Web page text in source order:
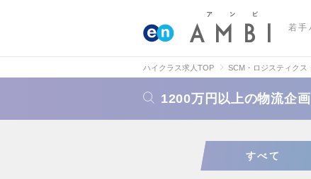
若手
ハイクラス求人TOP SCM・ロジスティクス
1200万円以上の物流企
すべて